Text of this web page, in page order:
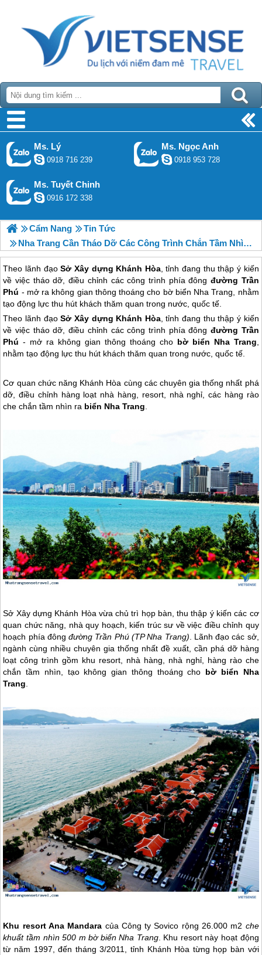
Ms. Lý
0918 716 239
Ms. Ngọc Anh
0918 953 728
Ms. Tuyết Chinh
0916 172 338
Cẩm Nang
Tin Tức
Nha Trang Cần Tháo Dỡ Các Công Trình Chắn Tầm Nhìn Ra Biển
Theo lãnh đạoSở Xây dựng Khánh Hòa, tỉnh đang thu thập ý kiến
về việc tháo dỡ, điều chỉnh các công trình phía đông đường Trần
Phú - mở ra không gian thông thoáng cho bờ biển Nha Trang, nhằm
tạo động lực thu hút khách thăm quan trong nước, quốc tế.
Theo lãnh đạoSở Xây dựng Khánh Hòa, tỉnh đang thu thập ý kiến
về việc tháo dỡ, điều chỉnh các công trình phía đông đường Trần
Phú - mở ra không gian thông thoáng cho bờ biển Nha Trang,
nhằm tạo động lực thu hút khách thăm quan trong nước, quốc tế.
Cơ quan chức năng Khánh Hòa cùng các chuyên gia thống nhất phá
dỡ, điều chỉnh hàng loạt nhà hàng, resort, nhà nghỉ, các hàng rào
che chắn tầm nhìn ra biển Nha Trang.
Sở Xây dựng Khánh Hòa vừa chủ trì họp bàn, thu thập ý kiến các cơ
quan chức năng, nhà quy hoạch, kiến trúc sư về việc điều chỉnh quy
hoạch phía đông đường Trần Phú (TPNha Trang) . Lãnh đạo các sở,
ngành cùng nhiều chuyên gia thống nhất đề xuất, cần phá dỡ hàng
loạt công trình gồm khu resort, nhà hàng, nhà nghỉ, hàng rào che
chắn tầm nhìn, tạo không gian thông thoáng cho bờ biển Nha
Trang
Khu resort Ana Mandara của Công ty Sovico rộng 26.000 m2 che
khuất tầm nhìn 500 m bờ biểnNha Trang. Khu resort này hoạt động
từ năm 1997, đến tháng 3/2011, tỉnh Khánh Hòa từng họp bàn với